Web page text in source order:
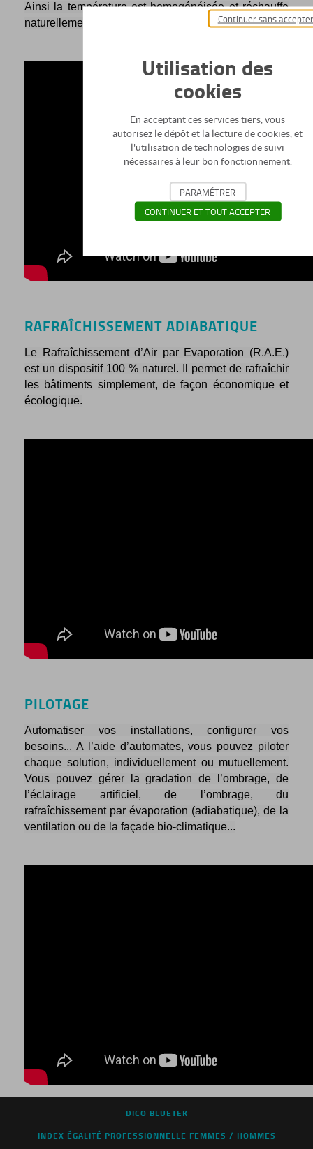
Ainsi la température est homogénéisée et réchauffe
naturellement les zones occupées du bâtiment.
RAFRAÎCHISSEMENT ADIABATIQUE
Le Rafraîchissement d’Air par Evaporation (R.A.E.)
est un dispositif 100 % naturel. Il permet de rafraîchir
les bâtiments simplement, de façon économique et
écologique.
PILOTAGE
Automatiser vos installations, configurer vos
besoins... A l’aide d’automates, vous pouvez piloter
chaque solution, individuellement ou mutuellement.
Vous pouvez gérer la gradation de l’ombrage, de
l’éclairage artificiel, de l’ombrage, du
rafraîchissement par évaporation (adiabatique), de la
ventilation ou de la façade bio-climatique...
DICO BLUETEK
INDEX ÉGALITÉ PROFESSIONNELLE FEMMES / HOMMES
Utilisation des
cookies
En acceptant ces services tiers, vous
autorisez le dépôt et la lecture de cookies, et
l'utilisation de technologies de suivi
nécessaires à leur bon fonctionnement.
Continuer sans accepter
PARAMÉTRER
CONTINUER ET TOUT ACCEPTER